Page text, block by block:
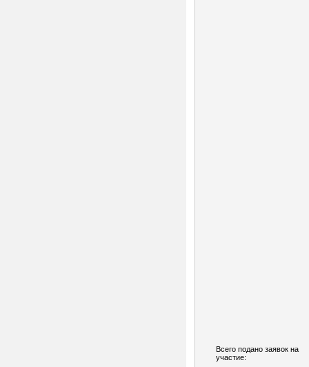
Всего подано заявок на
участие: